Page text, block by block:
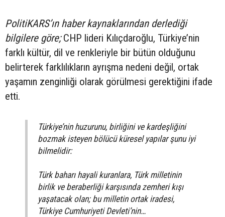
PolitiKARS’ın haber kaynaklarından derlediği
bilgilere göre;CHP lideri Kılıçdaroğlu, Türkiye’nin
farklı kültür, dil ve renkleriyle bir bütün olduğunu
belirterek farklılıkların ayrışma nedeni değil, ortak
yaşamın zenginliği olarak görülmesi gerektiğini ifade
etti.
Türkiye’nin huzurunu, birliğini ve kardeşliğini
bozmak isteyen bölücü küresel yapılar şunu iyi
bilmelidir:
Türk baharı hayali kuranlara, Türk milletinin
birlik ve beraberliği karşısında zemheri kışı
yaşatacak olan; bu milletin ortak iradesi,
Türkiye Cumhuriyeti Devleti’nin…